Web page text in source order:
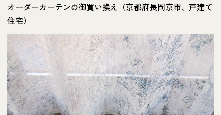
オーダーカーテンの御買い換え（京都府長岡京市、戸建て
住宅）